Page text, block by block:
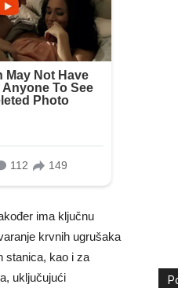
ima ključnu
krvnih ugrušaka
stanica, kao i za
uključujući